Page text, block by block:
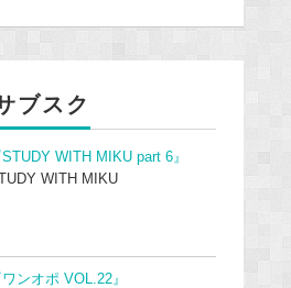
ブスク
STUDY WITH MIKU part 6』
WITH MIKU
ワンオポ VOL.22』